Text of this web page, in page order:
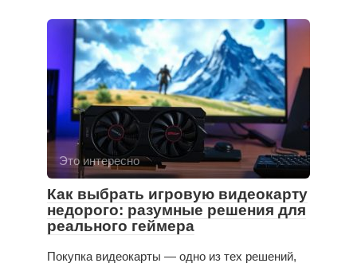
Это интересно
Как выбрать игровую видеокарту
недорого: разумные решения для
реального геймера
Покупка видеокарты — одно из тех решений,